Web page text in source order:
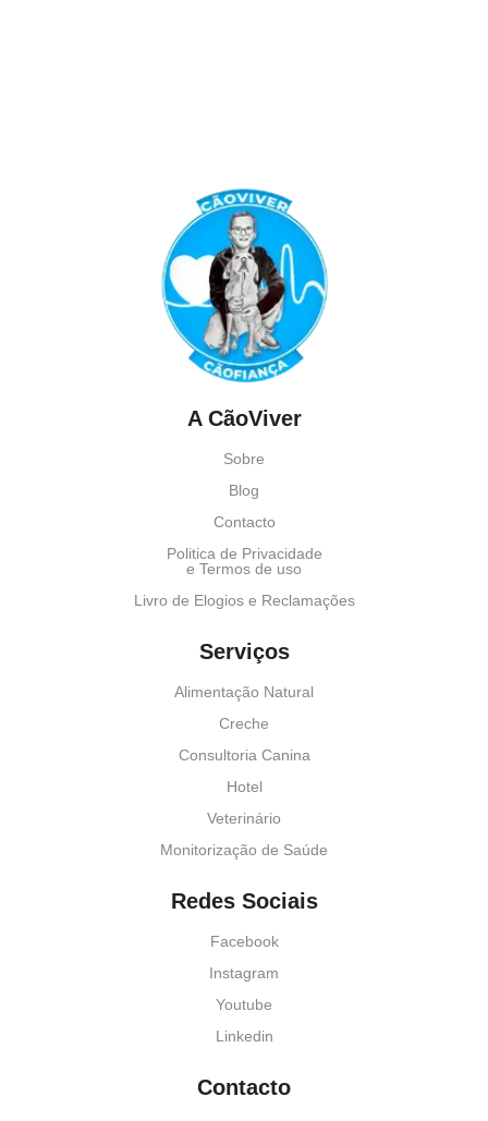
A CãoViver
Sobre
Blog
Contacto
Politica de Privacidade
e Termos de uso
Livro de Elogios e Reclamações
Serviços
Alimentação Natural
Creche
Consultoria Canina
Hotel
Veterinário
Monitorização de Saúde
Redes Sociais
Facebook
Instagram
Youtube
Linkedin
Contacto